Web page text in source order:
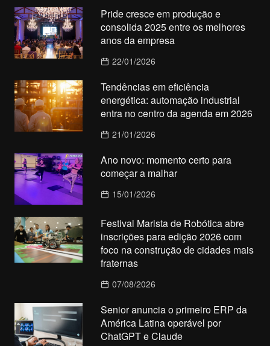
Pride cresce em produção e
consolida 2025 entre os melhores
anos da empresa
22/01/2026
Tendências em eficiência
energética: automação industrial
entra no centro da agenda em 2026
21/01/2026
Ano novo: momento certo para
começar a malhar
15/01/2026
Festival Marista de Robótica abre
inscrições para edição 2026 com
foco na construção de cidades mais
fraternas
07/08/2026
Senior anuncia o primeiro ERP da
América Latina operável por
ChatGPT e Claude